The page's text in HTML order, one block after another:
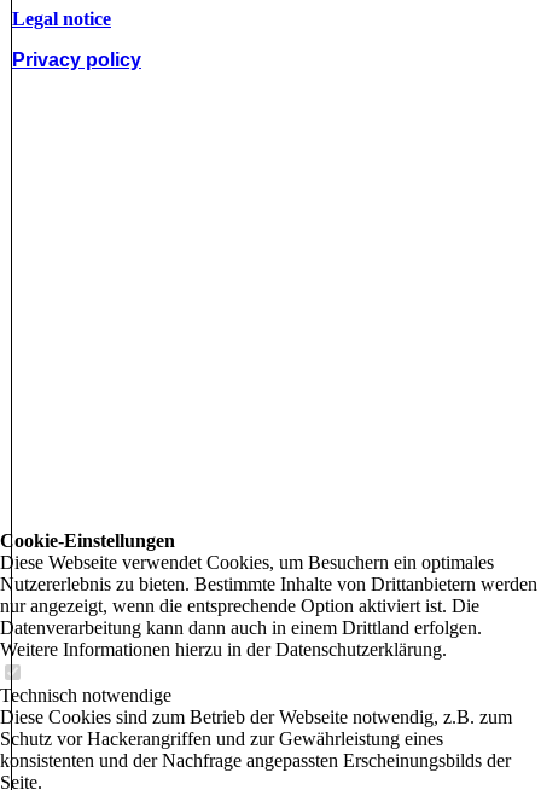
Legal notice
Privacy policy
Cookie-Einstellungen
Diese Webseite verwendet Cookies, um Besuchern ein optimales
Nutzererlebnis zu bieten. Bestimmte Inhalte von Drittanbietern werden
nur angezeigt, wenn die entsprechende Option aktiviert ist. Die
Datenverarbeitung kann dann auch in einem Drittland erfolgen.
Weitere Informationen hierzu in der Datenschutzerklärung.
Technisch notwendige
Diese Cookies sind zum Betrieb der Webseite notwendig, z.B. zum
Schutz vor Hackerangriffen und zur Gewährleistung eines
konsistenten und der Nachfrage angepassten Erscheinungsbilds der
Seite.